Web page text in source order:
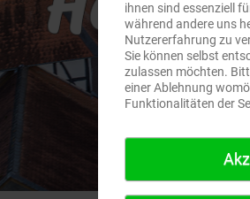
ihnen sind essenziell
während andere uns
Nutzererfahrung zu
Sie können selbst
zulassen möchten.
einer Ablehnung
Funktionalitäten der